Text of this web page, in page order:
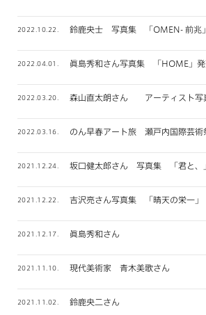
2022.10.22. 鈴鹿央士 写真集 「OMEN- 前兆」
2022.04.01. 眞島秀和さん写真集 「HOME」
2022.03.20. 森山直太朗さん アーティスト写
2022.03.16. のん早春アート旅 瀬戸内国際芸
2021.12.24. 坂口健太郎さん 写真集 「君と、」
2021.12.22. 吉沢亮さん写真集 「晴天の栄一」
2021.12.17. 眞島秀和さん
2021.11.10. 現代美術家 青木美歌さん
2021.11.02. 鈴鹿央二さん